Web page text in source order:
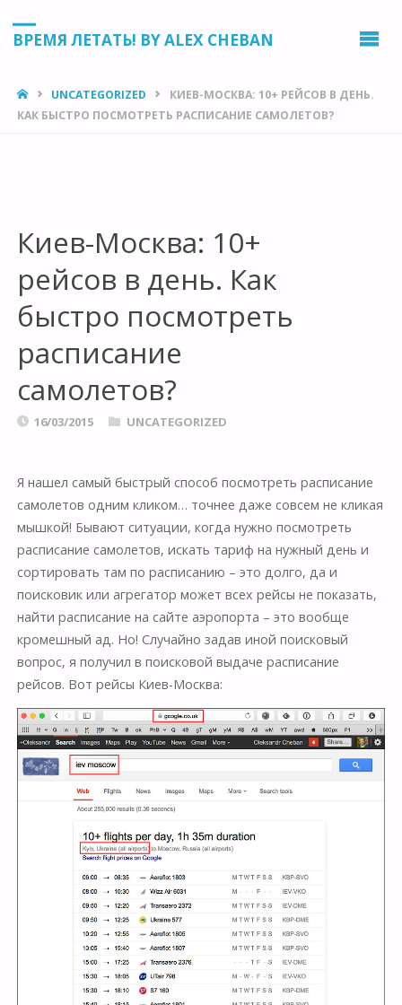
ВРЕМЯ ЛЕТАТЬ! BY ALEX CHEBAN
HOMEUNCATEGORIZED
КИЕВ-МОСКВА: 10+ РЕЙСОВ В ДЕНЬ.
КАК БЫСТРО ПОСМОТРЕТЬ РАСПИСАНИЕ САМОЛЕТОВ?
Киев-Москва: 10+
рейсов в день. Как
быстро посмотреть
расписание
самолетов?
16/03/2015 UNCATEGORIZED
Я нашел самый быстрый способ посмотреть расписание
самолетов одним кликом… точнее даже совсем не кликая
мышкой! Бывают ситуации, когда нужно посмотреть
расписание самолетов, искать тариф на нужный день и
сортировать там по расписанию – это долго, да и
поисковик или агрегатор может всех рейсы не показать,
найти расписание на сайте аэропорта – это вообще
кромешный ад. Но! Случайно задав иной поисковый
вопрос, я получил в поисковой выдаче расписание
рейсов. Вот рейсы Киев-Москва: